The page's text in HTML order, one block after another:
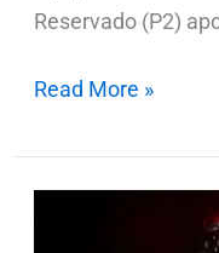
Reservado (P2)
Read More »